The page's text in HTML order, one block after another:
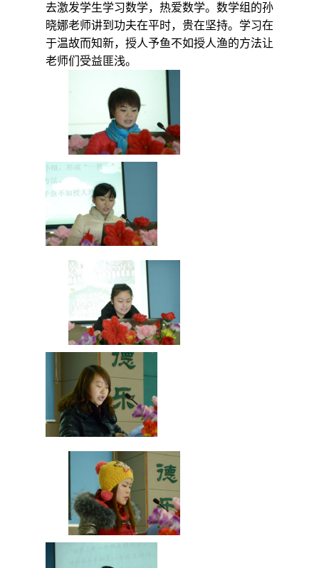
去激发学生学习数学，热爱数学。数学组的孙
晓娜老师讲到功夫在平时，贵在坚持。学习在
于温故而知新，授人予鱼不如授人渔的方法让
老师们受益匪浅。